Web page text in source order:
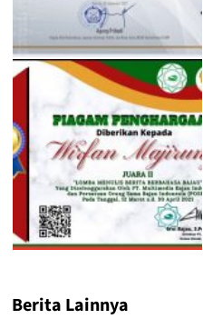
Berita Lainnya